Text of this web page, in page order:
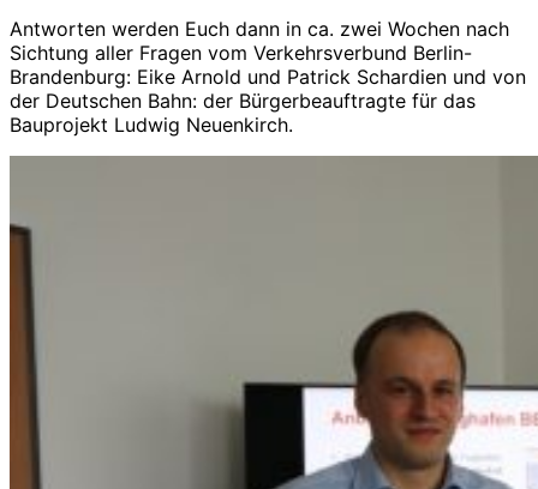
Antworten werden Euch dann in ca. zwei Wochen nach
Sichtung aller Fragen vom Verkehrsverbund Berlin-
Brandenburg: Eike Arnold und Patrick Schardien und von
der Deutschen Bahn: der Bürgerbeauftragte für das
Bauprojekt Ludwig Neuenkirch.